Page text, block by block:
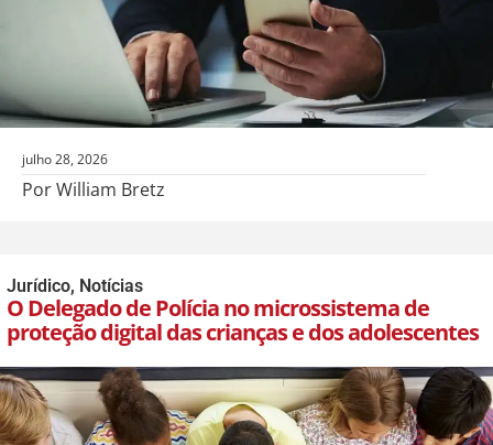
julho 28, 2026
Por William Bretz
Jurídico, Notícias
O Delegado de Polícia no microssistema de
proteção digital das crianças e dos adolescentes